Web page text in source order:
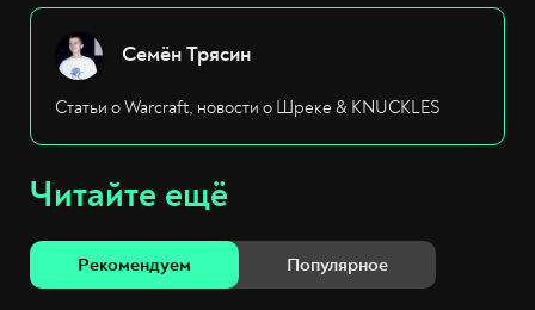
Семён Трясин
Статьи о Warcraft, новости о Шреке & KNUCKLES
Читайте ещё
Рекомендуем Популярное